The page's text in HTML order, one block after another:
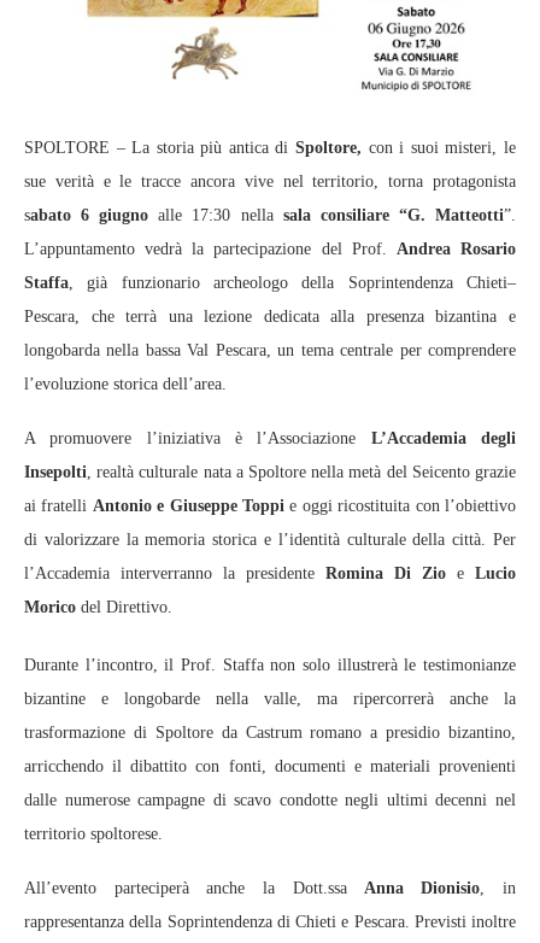
SPOLTORE – La storia più antica diSpoltore, con i suoi misteri, le
sue verità e le tracce ancora vive nel territorio, torna protagonista
sabato 6 giugno alle 17:30 nella sala consiliare “G. Matteotti”.
L’appuntamento vedrà la partecipazione del Prof. Andrea Rosario
Staffa , già funzionario archeologo della Soprintendenza Chieti–
Pescara, che terrà una lezione dedicata alla presenza bizantina e
longobarda nella bassa Val Pescara, un tema centrale per comprendere
l’evoluzione storica dell’area.
A promuovere l’iniziativa è l’Associazione L’Accademia degli
Insepolti , realtà culturale nata a Spoltore nella metà del Seicento grazie
ai fratelli Antonio e Giuseppe Toppi e oggi ricostituita con l’obiettivo
di valorizzare la memoria storica e l’identità culturale della città. Per
l’Accademia interverranno la presidente Romina Di Zio e Lucio
Morico del Direttivo.
Durante l’incontro, il Prof. Staffa non solo illustrerà le testimonianze
bizantine e longobarde nella valle, ma ripercorrerà anche la
trasformazione di Spoltore da Castrum romano a presidio bizantino,
arricchendo il dibattito con fonti, documenti e materiali provenienti
dalle numerose campagne di scavo condotte negli ultimi decenni nel
territorio spoltorese.
All’evento parteciperà anche la Dott.ssaAnna Dionisio , in
rappresentanza della Soprintendenza di Chieti e Pescara. Previsti inoltre